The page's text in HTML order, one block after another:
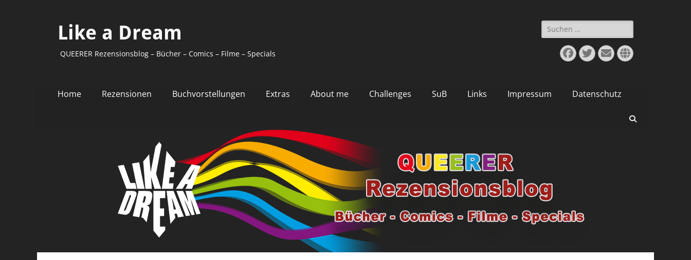
Like a Dream
QUEERER Rezensionsblog – Bücher – Comics – Filme – Specials
Suchen
nach:
Facebook
Twitter
E-
Mail
Website
Primäres
Inhalt
Home Rezensionen Buchvorstellungen Extras About me Challenges SuB Links Impressum Datenschutz